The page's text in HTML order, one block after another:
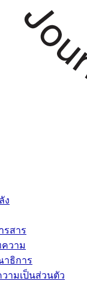
ง
รสาร
วาม
าธิการ
ามเป็นส่วนตัว